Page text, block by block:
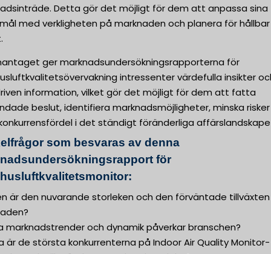
Detta gör det möjligt för dem att anpassa sina
med verkligheten på marknaden och planera för hållbar
ger marknadsundersökningsrapporterna för
intressenter värdefulla insikter
information, vilket gör det möjligt för dem att fatta
beslut, identifiera marknadsmöjligheter, minska
i det ständigt föränderliga
som besvaras av denna
för
är den nuvarande storleken och den förväntade
marknadstrender och dynamik påverkar branschen?
är de största konkurrenterna på Indoor Air Quality Monitor-